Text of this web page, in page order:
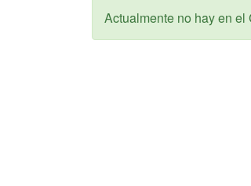
Actualmente no hay en